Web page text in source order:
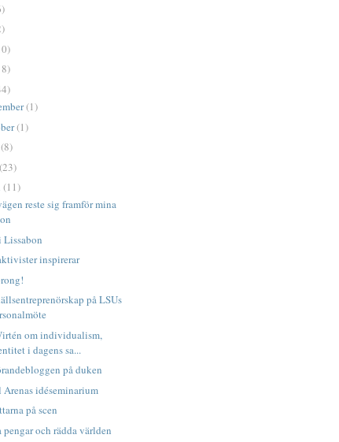
(1)
(1)
(8)
(23)
(11)
reste sig framför mina
Lissabon
inspirerar
på LSUs
om individualism,
i dagens sa...
på duken
Arenas idéseminarium
på scen
pengar och rädda världen